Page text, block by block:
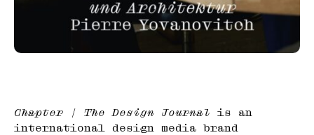
Chapter | The Design Journal is an
international design media brand